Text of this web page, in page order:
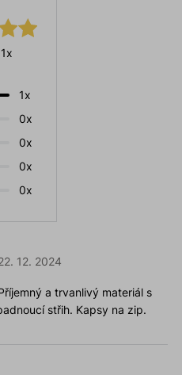
1x
0x
0x
0x
0x
12. 2024
a trvanlivý materiál s
střih. Kapsy na zip.